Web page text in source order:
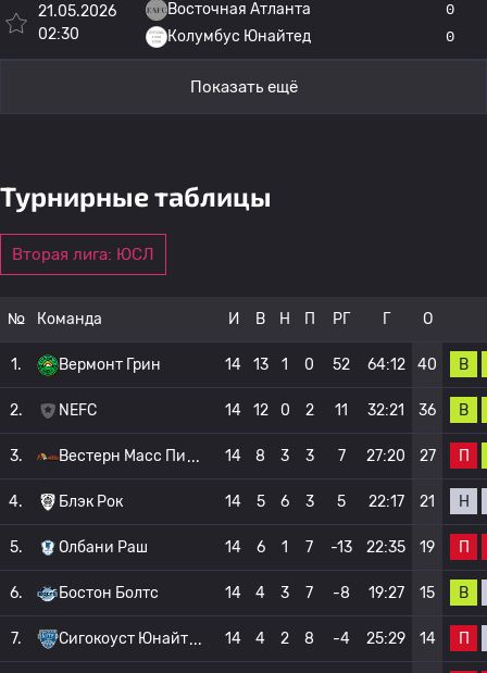
21.05.2026
02:30
Восточная Атланта
Колумбус Юнайтед
0
0
Показать ещё
Турнирные таблицы
Вторая лига: ЮСЛ
№ Команда И В Н П РГ Г О
1. Вермонт Грин 14 13 1 0 52 64:12 40 В
2. NEFC 14 12 0 2 11 32:21 36 В
3. Вестерн Масс Пи 14 8 3 3 7 27:20 27 П
4. Блэк Рок 14 5 6 3 5 22:17 21 Н
5. Олбани Раш 14 6 1 7 -13 22:35 19 П
6. Бостон Болтс 14 4 3 7 -8 19:27 15 В
7. Сигокоуст Юнайт 14 4 2 8 -4 25:29 14 П